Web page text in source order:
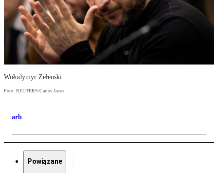
Wołodymyr Zełenski
Foto: REUTERS/Carlos Jasso
arb
Powiązane